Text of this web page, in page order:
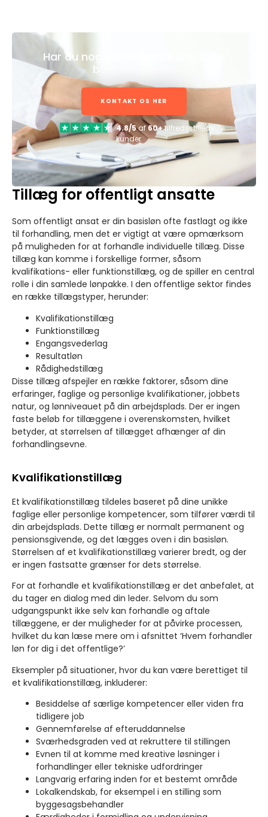
Har du nogle spørgsmål eller bare
brug for hjælp?
KONTAKT OS HER
4.8/5af60+tilfredsstillede
kunder
Tillæg for offentligt ansatte
Som offentligt ansat er din basisløn ofte fastlagt og ikke
til forhandling, men det er vigtigt at være opmærksom
på muligheden for at forhandle individuelle tillæg. Disse
tillæg kan komme i forskellige former, såsom
kvalifikations- eller funktionstillæg, og de spiller en central
rolle i din samlede lønpakke. I den offentlige sektor findes
en række tillægstyper, herunder:
Kvalifikationstillæg
Funktionstillæg
Engangsvederlag
Resultatløn
Rådighedstillæg
Disse tillæg afspejler en række faktorer, såsom dine
erfaringer, faglige og personlige kvalifikationer, jobbets
natur, og lønniveauet på din arbejdsplads. Der er ingen
faste beløb for tillæggene i overenskomsten, hvilket
betyder, at størrelsen af tillægget afhænger af din
forhandlingsevne.
Kvalifikationstillæg
Et kvalifikationstillæg tildeles baseret på dine unikke
faglige eller personlige kompetencer, som tilfører værdi til
din arbejdsplads. Dette tillæg er normalt permanent og
pensionsgivende, og det lægges oven i din basisløn.
Størrelsen af et kvalifikationstillæg varierer bredt, og der
er ingen fastsatte grænser for dets størrelse.
For at forhandle et kvalifikationstillæg er det anbefalet, at
du tager en dialog med din leder. Selvom du som
udgangspunkt ikke selv kan forhandle og aftale
tillæggene, er der muligheder for at påvirke processen,
hvilket du kan læse mere om i afsnittet ‘Hvem forhandler
løn for dig i det offentlige?’
Eksempler på situationer, hvor du kan være berettiget til
et kvalifikationstillæg, inkluderer:
Besiddelse af særlige kompetencer eller viden fra
tidligere job
Gennemførelse af efteruddannelse
Sværhedsgraden ved at rekruttere til stillingen
Evnen til at komme med kreative løsninger i
forhandlinger eller tekniske udfordringer
Langvarig erfaring inden for et bestemt område
Lokalkendskab, for eksempel i en stilling som
byggesagsbehandler